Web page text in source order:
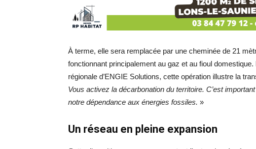
À terme, elle sera remplacée par une cheminée de 21
fonctionnant principalement au gaz et au fioul
régionale d’ENGIE Solutions, cette opération illustre la
Vous activez la décarbonation du territoire. C’est
notre dépendance aux énergies fossiles. »
Un réseau en pleine expansion